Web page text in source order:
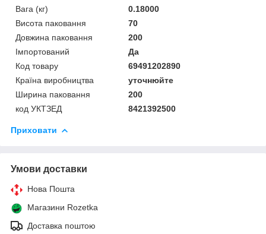
Вага (кг)
0.18000
Висота паковання
70
Довжина паковання
200
Імпортований
Да
Код товару
69491202890
Країна виробництва
уточнюйте
Ширина паковання
200
код УКТЗЕД
8421392500
Приховати
Умови доставки
Нова Пошта
Магазини Rozetka
Доставка поштою